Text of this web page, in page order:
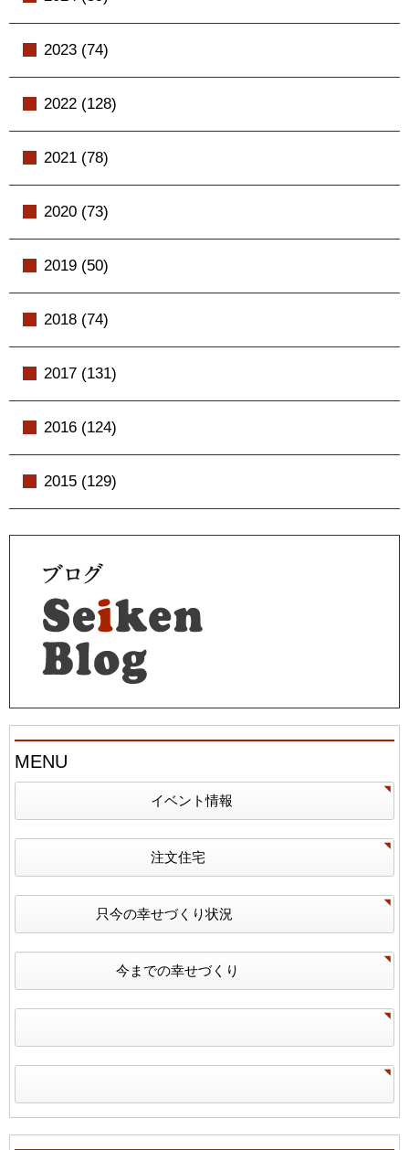
2023 (74)
2022 (128)
2021 (78)
2020 (73)
2019 (50)
2018 (74)
2017 (131)
2016 (124)
2015 (129)
MENU
イベント情報
注文住宅
只今の幸せづくり状況
今までの幸せづくり